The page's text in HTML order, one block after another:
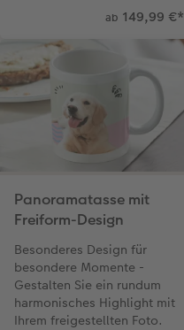
ab 149,99 €*
Panoramatasse mit
Freiform-Design
Besonderes Design für
besondere Momente -
Gestalten Sie ein rundum
harmonisches Highlight mit
Ihrem freigestellten Foto.